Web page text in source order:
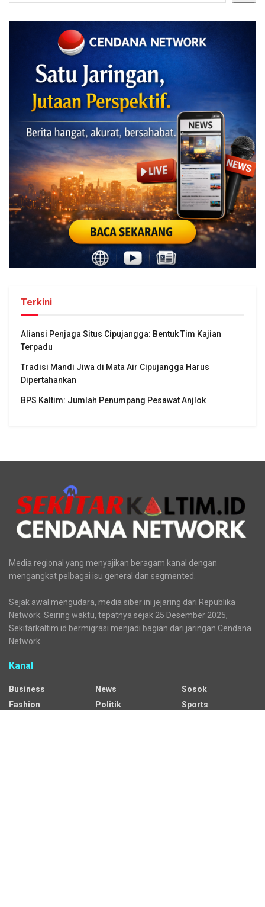
Terkini
Aliansi Penjaga Situs Cipujangga: Bentuk Tim Kajian
Terpadu
Tradisi Mandi Jiwa di Mata Air Cipujangga Harus
Dipertahankan
BPS Kaltim: Jumlah Penumpang Pesawat Anjlok
Media regional yang menyajikan beragam kanal dengan
mengangkat pelbagai isu general dan segmented.
Sejak awal mengudara, media siber ini jejaring dari Republika
Network. Seiring waktu, tepatnya sejak 25 Desember 2025,
Sekitarkaltim.id bermigrasi menjadi bagian dari jaringan Cendana
Network.
Kanal
Business
Fashion
News
Politik
Sosok
Sports